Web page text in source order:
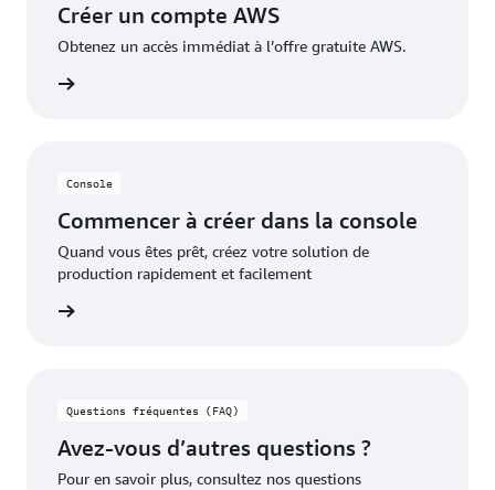
appliqués pour couvrir les coûts supplémentaires.
Créer un compte AWS
Obtenez un accès immédiat à l’offre gratuite AWS.
Console
Commencer à créer dans la console
Quand vous êtes prêt, créez votre solution de
production rapidement et facilement
Questions fréquentes (FAQ)
Avez-vous d’autres questions ?
Pour en savoir plus, consultez nos questions